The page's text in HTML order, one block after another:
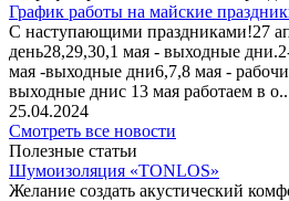
График работы на майские
С наступающими праздниками!27
день28,29,30,1 мая - выходные
мая -выходные дни6,7,8 мая -
выходные днис 13 мая работаем в о..
25.04.2024
Смотреть все новости
Полезные статьи
Шумоизоляция «TONLOS»
Желание создать акустический